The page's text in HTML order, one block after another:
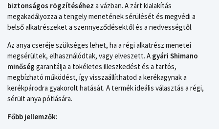
biztonságos rögzítéséhez a vázban. A zárt kialakítás
megakadályozza a tengely menetének sérülését és megvédi a
belső alkatrészeket a szennyeződésektől és a nedvességtől.
Az anya cseréje szükséges lehet, ha a régi alkatrész menetei
megsérültek, elhasználódtak, vagy elveszett. A gyári Shimano
minőség garantálja a tökéletes illeszkedést és a tartós,
megbízható működést, így visszaállíthatod a kerékagynak a
kerékpárodra gyakorolt hatását. A termék ideális választás a régi,
sérült anya pótlására.
Főbb jellemzők: